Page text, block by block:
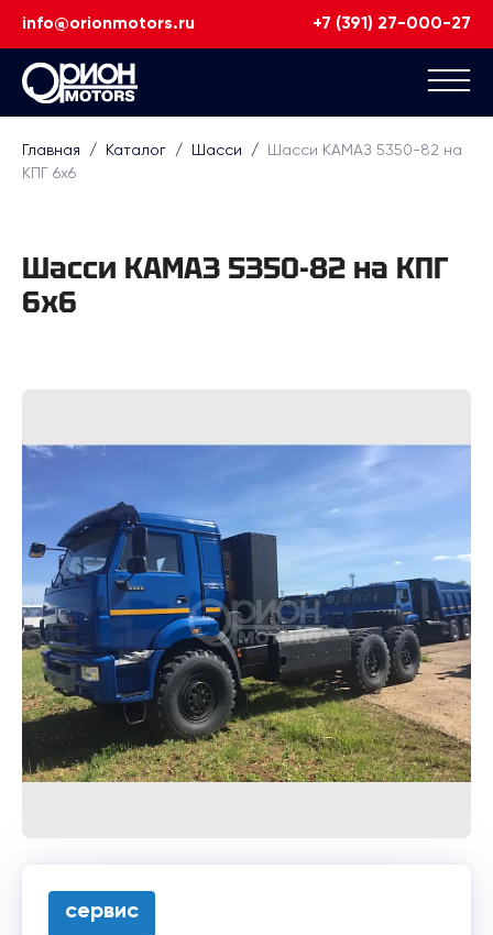
info@orionmotors.ru +7 (391) 27-000-27
Главная / Каталог / Шасси / Шасси КАМАЗ 5350-82 на
КПГ 6х6
Шасси КАМАЗ 5350-82 на КПГ
6х6
сервис